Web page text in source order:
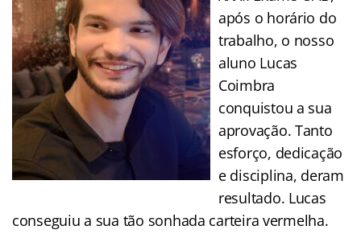
após o horário do
trabalho, o nosso
aluno Lucas
Coimbra
conquistou a sua
aprovação. Tanto
esforço, dedicação
e disciplina, deram
resultado. Lucas
conseguiu a sua tão sonhada carteira vermelha.